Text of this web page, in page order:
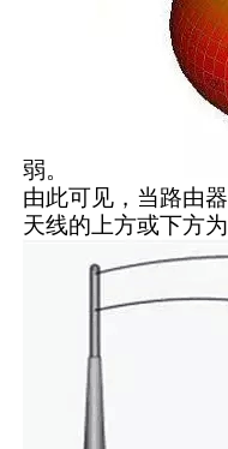
弱。
由此可见，当路由
天线的上方或下方